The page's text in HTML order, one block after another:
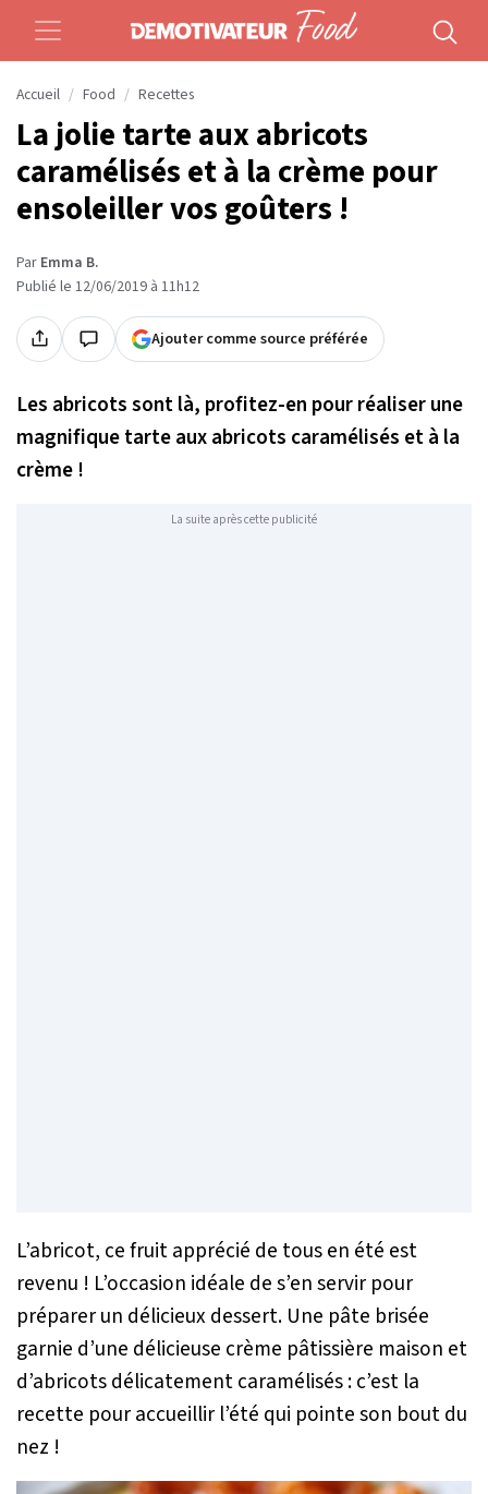
Accueil Food Recettes
La jolie tarte aux abricots
caramélisés et à la crème pour
ensoleiller vos goûters !
Par Emma B.
Publié le 12/06/2019 à 11h12
Ajouter comme source préférée
Les abricots sont là, profitez-en pour réaliser une
magnifique tarte aux abricots caramélisés et à la
crème !
La suite après cette publicité
L’abricot, ce fruit apprécié de tous en été est
revenu ! L’occasion idéale de s’en servir pour
préparer un délicieux dessert. Une pâte brisée
garnie d’une délicieuse crème pâtissière maison et
d’abricots délicatement caramélisés : c’est la
recette pour accueillir l’été qui pointe son bout du
nez !